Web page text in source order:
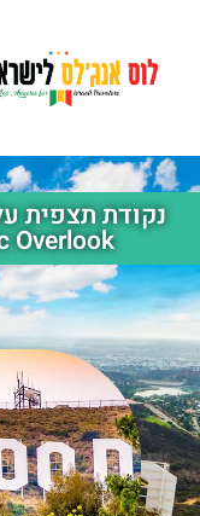
נקודת תצפית
Overlook